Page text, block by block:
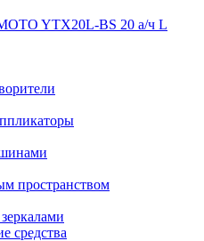
YTX20L-BS 20 а/ч L
пространством
средства